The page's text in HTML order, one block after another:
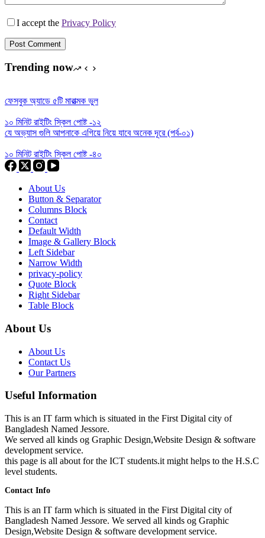
I accept the Privacy Policy
Post Comment
Trending now
ফেসবুক অ্যাডে ৫টি মারাত্মক ভুল
১০ মিনিট রাইটিং স্কিল পোষ্ট -১২
যে অভ্যাস গুলি আপনাকে এগিয়ে নিয়ে যাবে অনেক দূরে (পর্ব-০১)
১০ মিনিট রাইটিং স্কিল পোষ্ট -৪০
About Us
Button & Separator
Columns Block
Contact
Default Width
Image & Gallery Block
Left Sidebar
Narrow Width
privacy-policy
Quote Block
Right Sidebar
Table Block
About Us
About Us
Contact Us
Our Partners
Useful Information
This is an IT farm which is situated in the First Digital city of
Bangladesh Named Jessore.
We served all kinds og Graphic Design,Website Design & software
development service.
this page is all about for the ICT students.it might helps to the H.S.C
level students.
Contact Info
This is an IT farm which is situated in the First Digital city of
Bangladesh Named Jessore. We served all kinds og Graphic
Design,Website Design & software development service.